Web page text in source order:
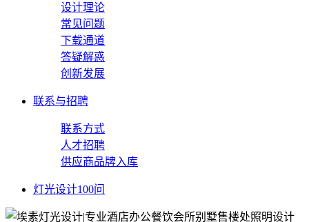
设计理论
常见问题
下载通道
答疑解惑
创新发展
联系与招聘
联系方式
人才招聘
供应商品牌入库
灯光设计100问